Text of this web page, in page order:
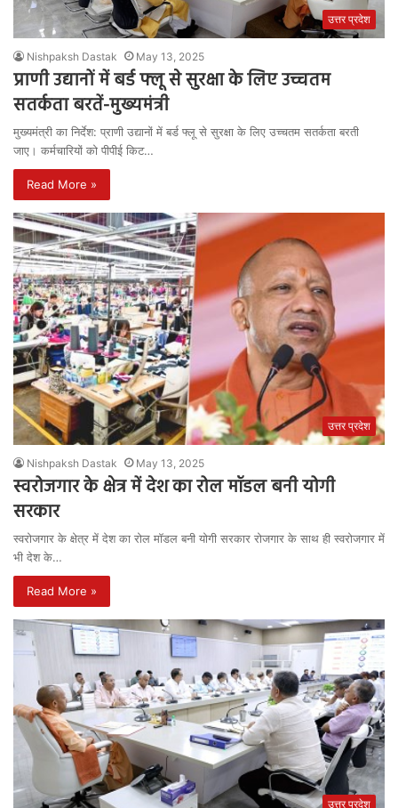
उत्तर प्रदेश
Nishpaksh Dastak May 13, 2025
प्राणी उद्यानों में बर्ड फ्लू से सुरक्षा के लिए उच्चतम
सतर्कता बरतें-मुख्यमंत्री
मुख्यमंत्री का निर्देश: प्राणी उद्यानों में बर्ड फ्लू से सुरक्षा के लिए उच्चतम सतर्कता बरती
जाए। कर्मचारियों को पीपीई किट…
Read More »
उत्तर प्रदेश
Nishpaksh Dastak May 13, 2025
स्वरोजगार के क्षेत्र में देश का रोल मॉडल बनी योगी
सरकार
स्वरोजगार के क्षेत्र में देश का रोल मॉडल बनी योगी सरकार रोजगार के साथ ही स्वरोजगार में
भी देश के…
Read More »
उत्तर प्रदेश